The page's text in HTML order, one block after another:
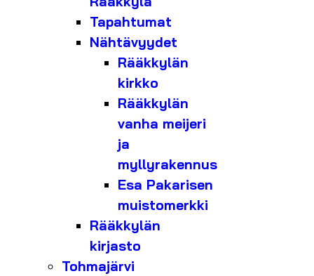
Tapahtumat
Nähtävyydet
Rääkkylän
kirkko
Rääkkylän
vanha meijeri
ja
myllyrakennus
Esa Pakarisen
muistomerkki
Rääkkylän
kirjasto
Tohmajärvi